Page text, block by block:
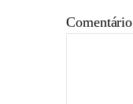
Comentário